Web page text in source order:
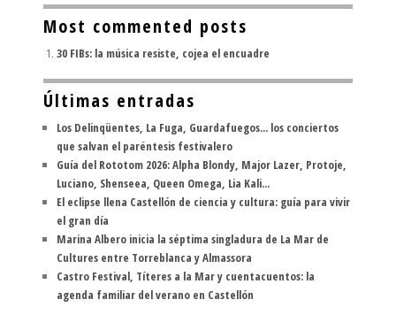
Most commented posts
30 FIBs: la música resiste, cojea el encuadre
Últimas entradas
Los Delinqüentes, La Fuga, Guardafuegos... los conciertos
que salvan el paréntesis festivalero
Guía del Rototom 2026: Alpha Blondy, Major Lazer, Protoje,
Luciano, Shenseea, Queen Omega, Lia Kali...
El eclipse llena Castellón de ciencia y cultura: guía para vivir
el gran día
Marina Albero inicia la séptima singladura de La Mar de
Cultures entre Torreblanca y Almassora
Castro Festival, Títeres a la Mar y cuentacuentos: la
agenda familiar del verano en Castellón